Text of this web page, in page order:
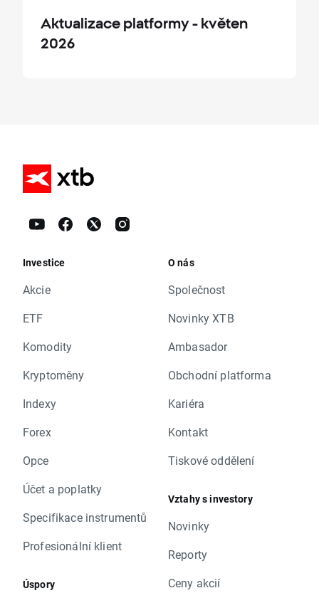
Aktualizace platformy - květen
2026
Investice
Akcie
ETF
Komodity
Kryptoměny
Indexy
Forex
Opce
Účet a poplatky
Specifikace instrumentů
Profesionální klient
Úspory
O nás
Společnost
Novinky XTB
Ambasador
Obchodní platforma
Kariéra
Kontakt
Tiskové oddělení
Vztahy s investory
Novinky
Reporty
Ceny akcií